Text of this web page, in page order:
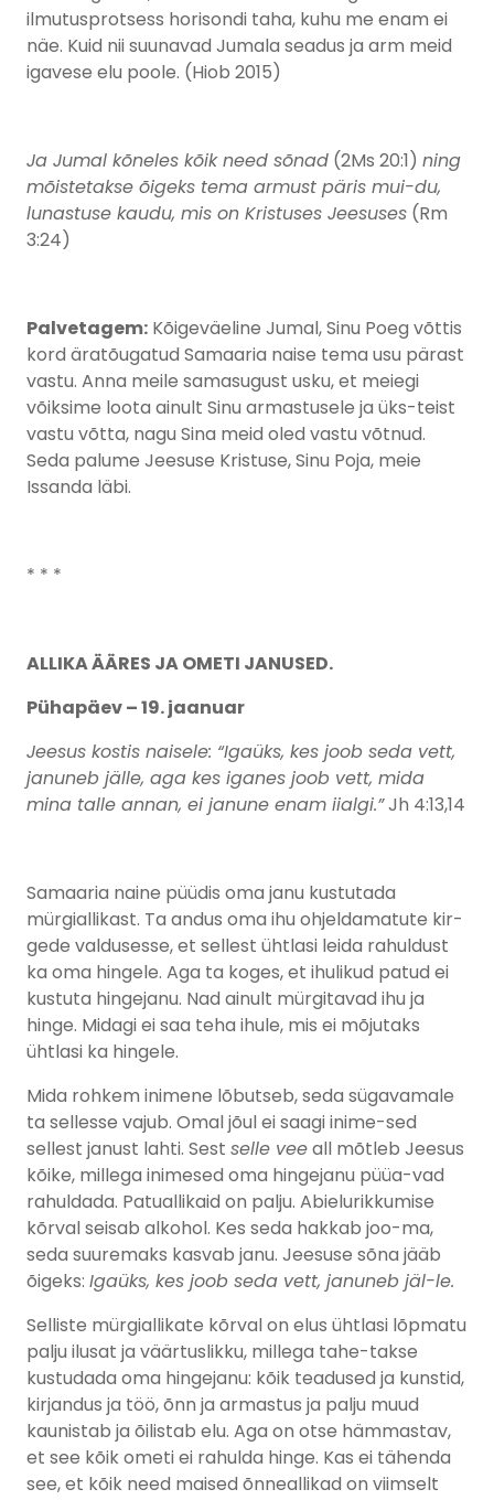
ilmutusprotsess horisondi taha, kuhu me enam ei
näe. Kuid nii suunavad Jumala seadus ja arm meid
igavese elu poole. (Hiob 2015)
Ja Jumal kõneles kõik need sõnad (2Ms 20:1) ning
mõistetakse õigeks tema armust päris mui-du,
lunastuse kaudu, mis on Kristuses Jeesuses (Rm
3:24)
Palvetagem: Kõigeväeline Jumal, Sinu Poeg võttis
kord äratõugatud Samaaria naise tema usu pärast
vastu. Anna meile samasugust usku, et meiegi
võiksime loota ainult Sinu armastusele ja üks-teist
vastu võtta, nagu Sina meid oled vastu võtnud.
Seda palume Jeesuse Kristuse, Sinu Poja, meie
Issanda läbi.
* * *
ALLIKA ÄÄRES JA OMETI JANUSED.
Pühapäev – 19. jaanuar
Jeesus kostis naisele: “Igaüks, kes joob seda vett,
januneb jälle, aga kes iganes joob vett, mida
mina talle annan, ei janune enam iialgi.”Jh 4:13,14
Samaaria naine püüdis oma janu kustutada
mürgiallikast. Ta andus oma ihu ohjeldamatute kir-
gede valdusesse, et sellest ühtlasi leida rahuldust
ka oma hingele. Aga ta koges, et ihulikud patud ei
kustuta hingejanu. Nad ainult mürgitavad ihu ja
hinge. Midagi ei saa teha ihule, mis ei mõjutaks
ühtlasi ka hingele.
Mida rohkem inimene lõbutseb, seda sügavamale
ta sellesse vajub. Omal jõul ei saagi inime-sed
sellest janust lahti. Sest selle veeall mõtleb Jeesus
kõike, millega inimesed oma hingejanu püüa-vad
rahuldada. Patuallikaid on palju. Abielurikkumise
kõrval seisab alkohol. Kes seda hakkab joo-ma,
seda suuremaks kasvab janu. Jeesuse sõna jääb
õigeks: Igaüks, kes joob seda vett, januneb jäl-le.
Selliste mürgiallikate kõrval on elus ühtlasi lõpmatu
palju ilusat ja väärtuslikku, millega tahe-takse
kustudada oma hingejanu: kõik teadused ja kunstid,
kirjandus ja töö, õnn ja armastus ja palju muud
kaunistab ja õilistab elu. Aga on otse hämmastav,
et see kõik ometi ei rahulda hinge. Kas ei tähenda
see, et kõik need maised õnneallikad on viimselt